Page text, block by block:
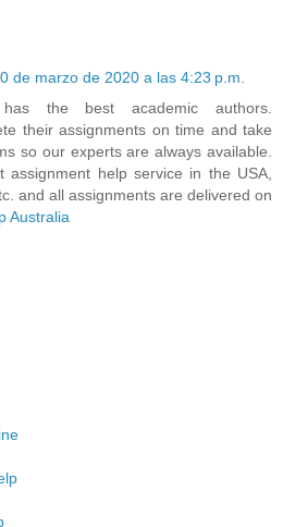
de marzo de 2020 a las 4:23 p.m.
has the best academic authors.
their assignments on time and take
so our experts are always available.
assignment help service in the USA,
and all assignments are delivered on
Australia